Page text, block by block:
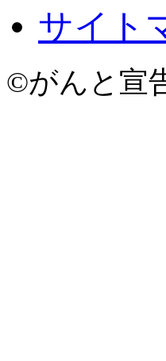
サイト
©がんと宣